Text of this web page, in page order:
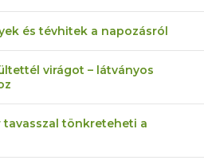
és tévhitek a napozásról
virágot – látványos
tavasszal tönkreteheti a